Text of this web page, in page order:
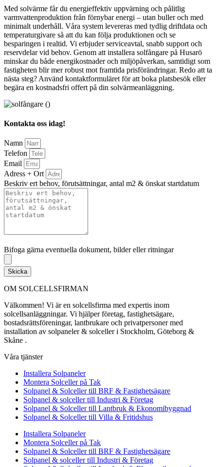
Med solvärme får du energieffektiv uppvärning och pålitlig
varmvattenproduktion från förnybar energi – utan buller och med
minimalt underhåll. Våra system levereras med tydlig driftdata och
temperaturgivare så att du kan följa produktionen och se
besparingen i realtid. Vi erbjuder serviceavtal, snabb support och
reservdelar vid behov. Genom att installera solfångare på Husarö
minskar du både energikostnader och miljöpåverkan, samtidigt som
fastigheten blir mer robust mot framtida prisförändringar. Redo att ta
nästa steg? Använd kontaktformuläret för att boka platsbesök eller
begära en kostnadsfri offert på din solvärmeanläggning.
Kontakta oss idag!
Namn
Telefon
Email
Adress + Ort
Beskriv ert behov, förutsättningar, antal m2 & önskat startdatum
Bifoga gärna eventuella dokument, bilder eller ritningar
Skicka
OM SOLCELLSFIRMAN
Välkommen! Vi är en solcellsfirma med expertis inom
solcellsanläggningar. Vi hjälper företag, fastighetsägare,
bostadsrättsföreningar, lantbrukare och privatpersoner med
installation av solpaneler & solceller i Stockholm, Göteborg &
Skåne .
Våra tjänster
Installera Solpaneler
Montera Solceller på Tak
Solpanel & Solceller till BRF & Fastighetsägare
Solpanel & solceller till Industri & Företag
Solpanel & Solceller till Lantbruk & Ekonomibyggnad
Solpanel & Solceller till Villa & Fritidshus
Installera Solpaneler
Montera Solceller på Tak
Solpanel & Solceller till BRF & Fastighetsägare
Solpanel & solceller till Industri & Företag